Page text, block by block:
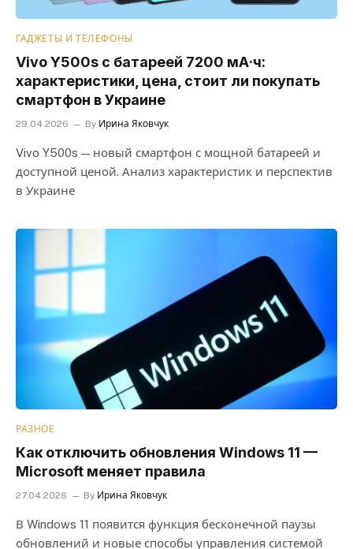
ГАДЖЕТЫ И ТЕЛЕФОНЫ
Vivo Y500s с батареей 7200 мА·ч:
характеристики, цена, стоит ли покупать
смартфон в Украине
29.04.2026 By Ирина Яковчук
Vivo Y500s — новый смартфон с мощной батареей и
доступной ценой. Анализ характеристик и перспектив
в Украине
РАЗНОЕ
Как отключить обновления Windows 11 —
Microsoft меняет правила
27.04.2026 By Ирина Яковчук
В Windows 11 появится функция бесконечной паузы
обновлений и новые способы управления системой